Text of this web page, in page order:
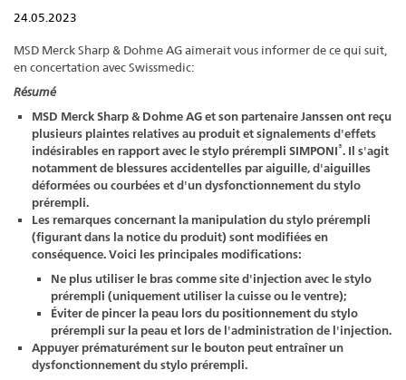
24.05.2023
MSD Merck Sharp & Dohme AG aimerait vous informer de ce qui suit,
en concertation avec Swissmedic:
Résumé
MSD Merck Sharp & Dohme AG et son partenaire Janssen ont reçu
plusieurs plaintes relatives au produit et signalements d'effets
indésirables en rapport avec le stylo prérempli SIMPONI®. Il s'agit
notamment de blessures accidentelles par aiguille, d'aiguilles
déformées ou courbées et d'un dysfonctionnement du stylo
prérempli.
Les remarques concernant la manipulation du stylo prérempli
(figurant dans la notice du produit) sont modifiées en
conséquence. Voici les principales modifications:
Ne plus utiliser le bras comme site d'injection avec le stylo
prérempli (uniquement utiliser la cuisse ou le ventre);
Éviter de pincer la peau lors du positionnement du stylo
prérempli sur la peau et lors de l'administration de l'injection.
Appuyer prématurément sur le bouton peut entraîner un
dysfonctionnement du stylo prérempli.